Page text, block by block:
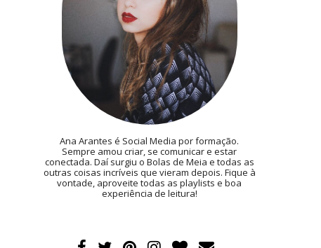
Ana Arantes é Social Media por formação.
Sempre amou criar, se comunicar e estar
conectada. Daí surgiu o Bolas de Meia e todas as
outras coisas incríveis que vieram depois. Fique à
vontade, aproveite todas as playlists e boa
experiência de leitura!